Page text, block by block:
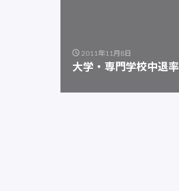
2011年11月8日
大学・専門学校中退率